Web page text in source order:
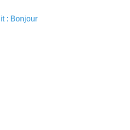
: Bonjour